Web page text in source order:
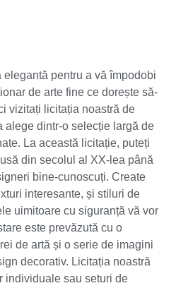
elegantă pentru a vă împodobi
de arte fine ce dorește să-
vizitați licitația noastră de
alege dintr-o selecție largă de
La această licitație, puteți
din secolul al XX-lea până
bine-cunoscuți. Create
interesante, și stiluri de
uimitoare cu siguranță vă vor
este prevăzută cu o
de artă și o serie de imagini
decorativ. Licitația noastră
individuale sau seturi de